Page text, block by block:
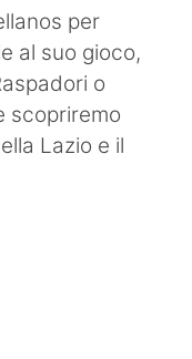
per
al suo gioco,
o
scopriremo
Lazio e il